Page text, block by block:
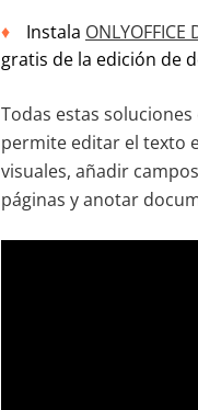
Instala
gratis de la edición de
Todas estas
permite editar el texto
visuales, añadir
páginas y anotar